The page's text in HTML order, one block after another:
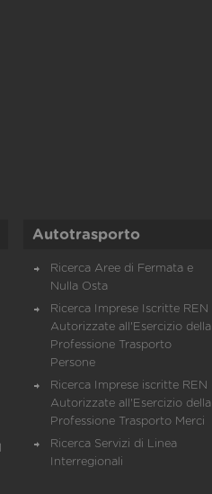
Autotrasporto
Ricerca Aree di Fermata e
Nulla Osta
Ricerca Imprese Iscritte REN
Autorizzate all'Esercizio della
Professione Trasporto
Persone
Ricerca Imprese iscritte REN
Autorizzate all'Esercizio della
Professione Trasporto Merci
Ricerca Servizi di Linea
Interregionali